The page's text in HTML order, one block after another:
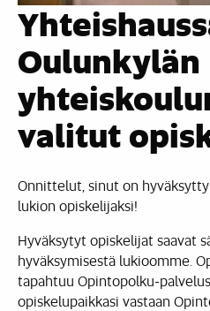
Oulunkylän
valitut
Onnittelut, sinut on
lukion opiskelijaksi!
Hyväksytyt opiskelijat saavat
hyväksymisestä lukioomme.
tapahtuu Opintopolku-
opiskelupaikkasi vastaan